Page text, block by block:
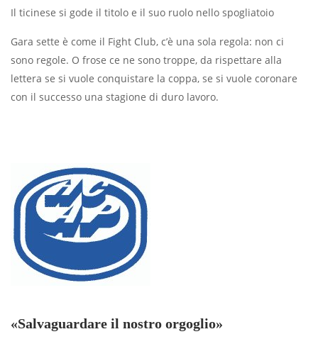
Il ticinese si gode il titolo e il suo ruolo nello spogliatoio
Gara sette è come il Fight Club, c’è una sola regola: non ci
sono regole. O frose ce ne sono troppe, da rispettare alla
lettera se si vuole conquistare la coppa, se si vuole coronare
con il successo una stagione di duro lavoro.
«Salvaguardare il nostro orgoglio»